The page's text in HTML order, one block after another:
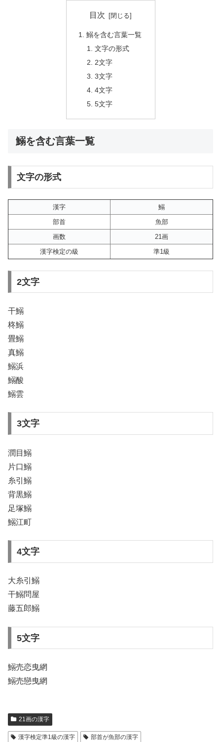
目次
鰯を含む言葉一覧
文字の形式
2文字
3文字
4文字
5文字
鰯を含む言葉一覧
文字の形式
漢字
鰯
部首
魚部
画数
21画
漢字検定の級
準1級
2文字
干鰯
柊鰯
畳鰯
真鰯
鰯浜
鰯酸
鰯雲
3文字
潤目鰯
片口鰯
糸引鰯
背黒鰯
足塚鰯
鰯江町
4文字
大糸引鰯
干鰯問屋
藤五郎鰯
5文字
鰯売恋曳網
鰯売戀曳網
21画の漢字
漢字検定準1級の漢字 部首が魚部の漢字